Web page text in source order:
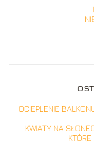
OCIEPLENIE
KWIATY NA